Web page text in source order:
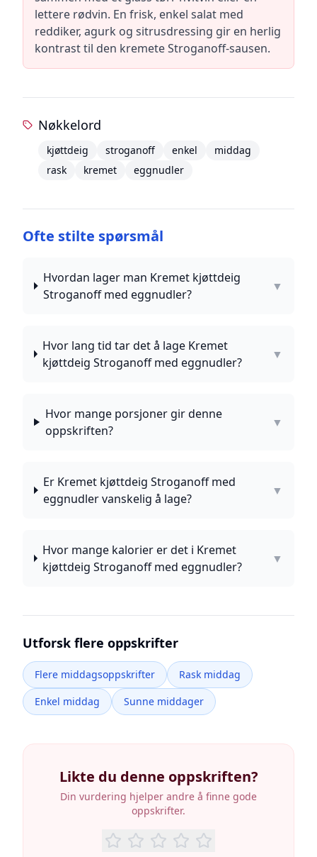
lettere rødvin. En frisk, enkel salat med
reddiker, agurk og sitrusdressing gir en herlig
kontrast til den kremete Stroganoff-sausen.
Nøkkelord
kjøttdeig stroganoff enkel
middag
rask
kremet eggnudler
Ofte stilte spørsmål
Hvordan lager man Kremet kjøttdeig
Stroganoff med eggnudler?
▼
Hvor lang tid tar det å lage Kremet
kjøttdeig Stroganoff med eggnudler?
▼
Hvor mange porsjoner gir denne
oppskriften?
▼
Er Kremet kjøttdeig Stroganoff med
eggnudler vanskelig å lage?
▼
Hvor mange kalorier er det i Kremet
kjøttdeig Stroganoff med eggnudler?
▼
Utforsk flere oppskrifter
Flere middagsoppskrifter
Rask middag
Enkel middag
Sunne middager
Likte du denne oppskriften?
Din vurdering hjelper andre å finne gode
oppskrifter.